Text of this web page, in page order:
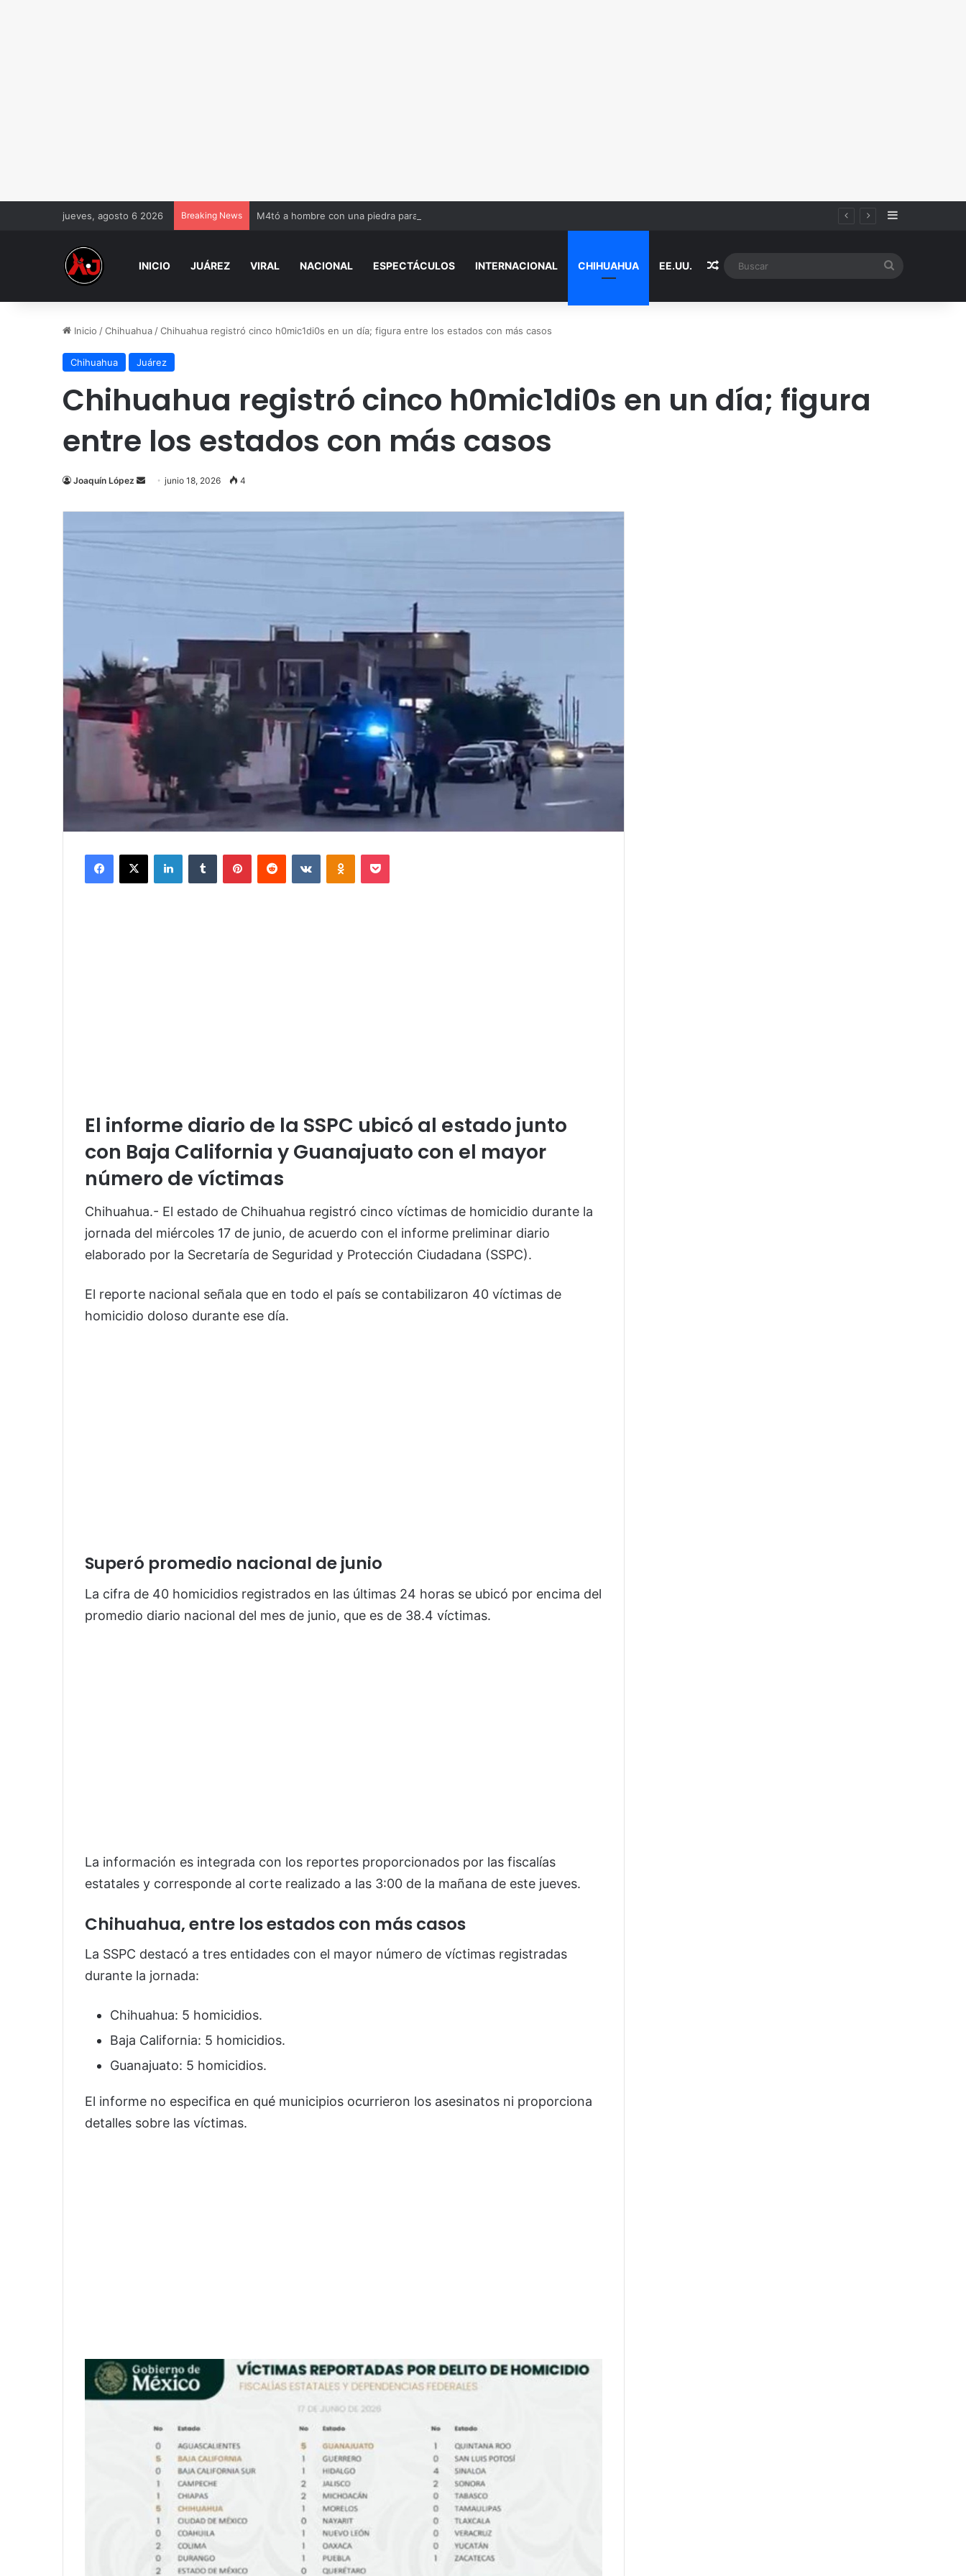
jueves, agosto 6 2026 Breaking News M4tó a hombre con una piedra para asaltarlo; le dan 12 años de cárcel Sidebar
INICIO JUÁREZ VIRAL NACIONAL ESPECTÁCULOS INTERNACIONAL CHIHUAHUA EE.UU. Random Article
Inicio /Chihuahua /Chihuahua registró cinco h0mic1di0s en un día; figura entre los estados con más casos
Chihuahua Juárez
Chihuahua registró cinco h0mic1di0s en un día; figura
entre los estados con más casos
Joaquín López
Send
email
junio 18, 2026 4
Facebook
X LinkedInTumblr PinterestReddit VKontakteOdnoklassniki
Pocket
El informe diario de la SSPC ubicó al estado junto
con Baja California y Guanajuato con el mayor
número de víctimas
Chihuahua.- El estado de Chihuahua registró cinco víctimas de homicidio durante la
jornada del miércoles 17 de junio, de acuerdo con el informe preliminar diario
elaborado por la Secretaría de Seguridad y Protección Ciudadana (SSPC).
El reporte nacional señala que en todo el país se contabilizaron 40 víctimas de
homicidio doloso durante ese día.
Superó promedio nacional de junio
La cifra de 40 homicidios registrados en las últimas 24 horas se ubicó por encima del
promedio diario nacional del mes de junio, que es de 38.4 víctimas.
La información es integrada con los reportes proporcionados por las fiscalías
estatales y corresponde al corte realizado a las 3:00 de la mañana de este jueves.
Chihuahua, entre los estados con más casos
La SSPC destacó a tres entidades con el mayor número de víctimas registradas
durante la jornada:
Chihuahua: 5 homicidios.
Baja California: 5 homicidios.
Guanajuato: 5 homicidios.
El informe no especifica en qué municipios ocurrieron los asesinatos ni proporciona
detalles sobre las víctimas.